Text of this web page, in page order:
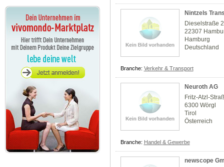
Nintzels
Dieselstraße
22307
Hamburg
Deutschland
Branche: Verkehr & Transport
Neuroth AG
Fritz-Atzl-
6300 Wörgl
Tirol
Österreich
Branche: Handel & Gewerbe
newscope